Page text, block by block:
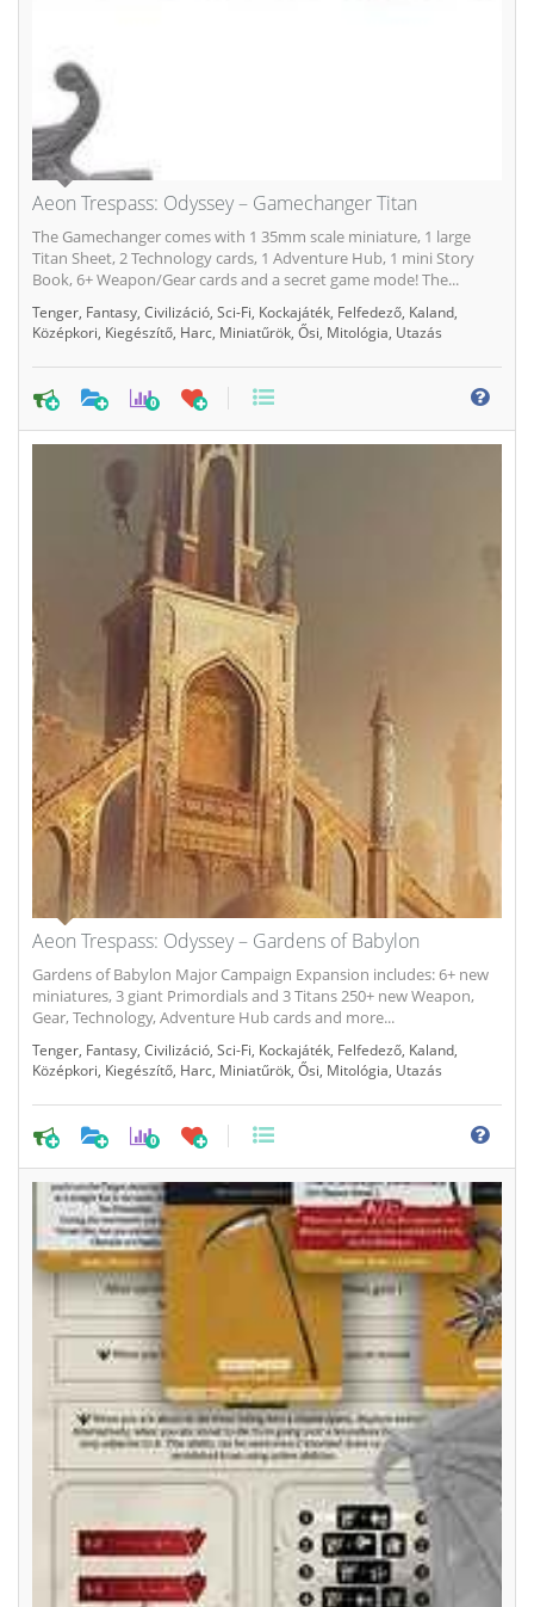
Aeon Trespass: Odyssey – Gamechanger Titan
The Gamechanger comes with 1 35mm scale miniature, 1 large
Titan Sheet, 2 Technology cards, 1 Adventure Hub, 1 mini Story
Book, 6+ Weapon/Gear cards and a secret game mode! The...
Tenger Fantasy Civilizáció Sci-Fi Kockajáték Felfedező Kaland
Középkori Kiegészítő Harc Miniatűrök Ősi Mitológia Utazás
0
Aeon Trespass: Odyssey – Gardens of Babylon
Gardens of Babylon Major Campaign Expansion includes: 6+ new
miniatures, 3 giant Primordials and 3 Titans 250+ new Weapon,
Gear, Technology, Adventure Hub cards and more...
Tenger Fantasy Civilizáció Sci-Fi Kockajáték Felfedező Kaland
Középkori Kiegészítő Harc Miniatűrök Ősi Mitológia Utazás
0